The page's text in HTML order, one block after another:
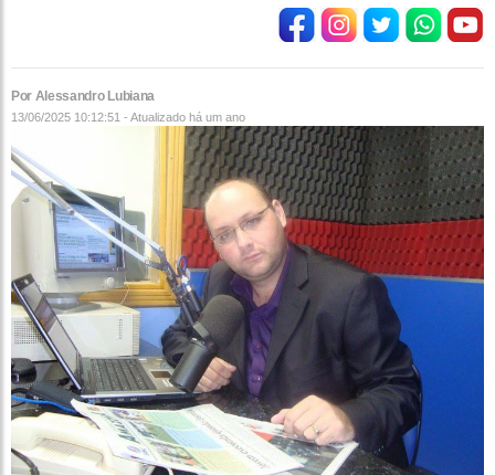
Por Alessandro Lubiana
13/06/2025 10:12:51 - Atualizado há um ano